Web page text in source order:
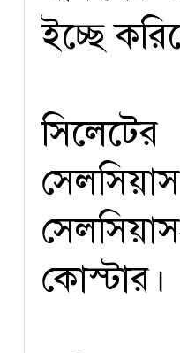
ইচ্ছে
কোস্টার।